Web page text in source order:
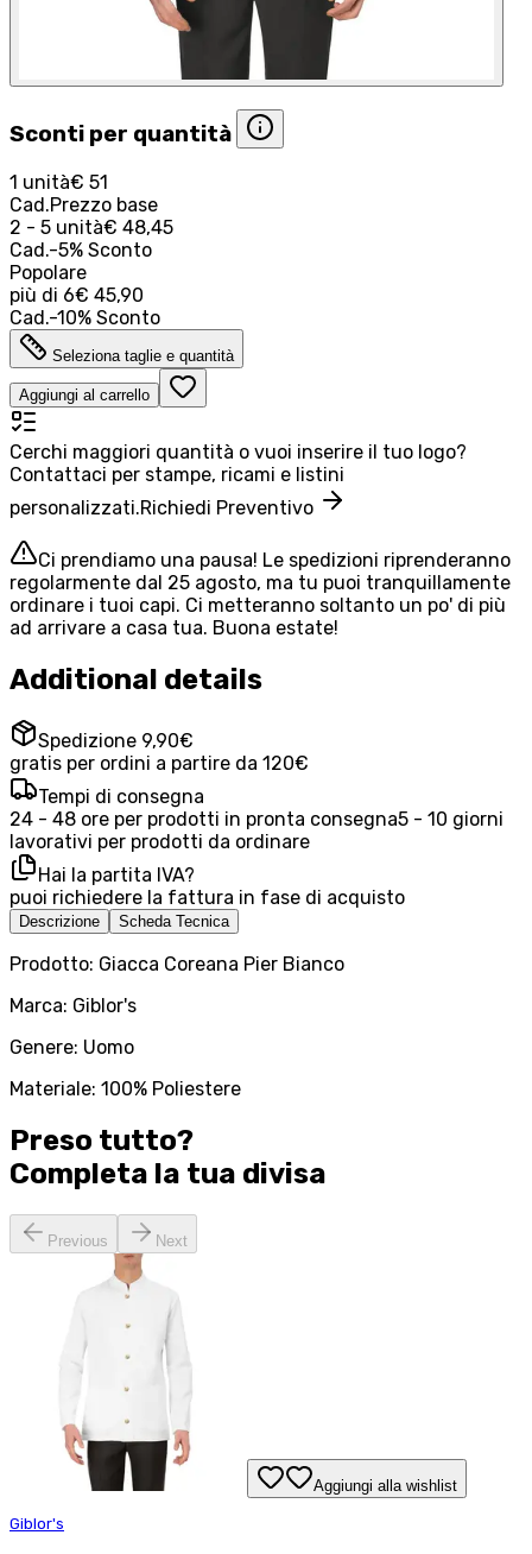
Sconti per quantità
1 unità€ 51
Cad.Prezzo base
2 - 5 unità€ 48,45
Cad.-5% Sconto
Popolare
più di 6€ 45,90
Cad.-10% Sconto
Seleziona taglie e quantità
Aggiungi al carrello
Cerchi maggiori quantità o vuoi inserire il tuo logo?
Contattaci per stampe, ricami e listini
personalizzati.Richiedi Preventivo
Ci prendiamo una pausa! Le spedizioni riprenderanno
regolarmente dal 25 agosto, ma tu puoi tranquillamente
ordinare i tuoi capi. Ci metteranno soltanto un po' di più
ad arrivare a casa tua. Buona estate!
Additional details
Spedizione 9,90€
gratis per ordini a partire da 120€
Tempi di consegna
24 - 48 ore per prodotti in pronta consegna5 - 10 giorni
lavorativi per prodotti da ordinare
Hai la partita IVA?
puoi richiedere la fattura in fase di acquisto
Descrizione Scheda Tecnica
Prodotto: Giacca Coreana Pier Bianco
Marca: Giblor's
Genere: Uomo
Materiale: 100% Poliestere
Preso tutto?
Completa la tua divisa
Previous Next
Aggiungi alla wishlist
Giblor's